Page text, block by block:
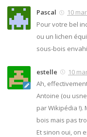
Pascal
10
Pour votre bel
ou un lichen
sous-bois
estelle
10
Ah,
Antoine (ou
par Wikipédia !).
bois mais pas
Et sinon oui, on